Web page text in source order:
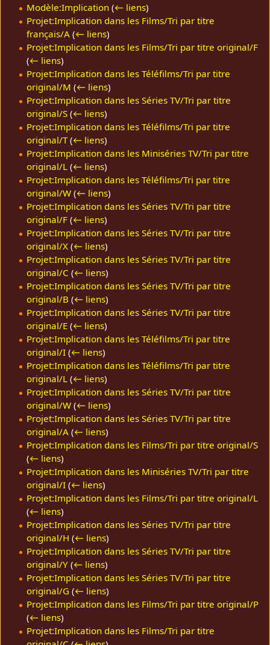
Modèle:Implication (← liens)
Projet:Implication dans les Films/Tri par titre
français/A (← liens)
Projet:Implication dans les Films/Tri par titre original/F
(← liens)
Projet:Implication dans les Téléfilms/Tri par titre
original/M (← liens)
Projet:Implication dans les Séries TV/Tri par titre
original/S (← liens)
Projet:Implication dans les Téléfilms/Tri par titre
original/T (← liens)
Projet:Implication dans les Miniséries TV/Tri par titre
original/L (← liens)
Projet:Implication dans les Téléfilms/Tri par titre
original/W (← liens)
Projet:Implication dans les Séries TV/Tri par titre
original/F (← liens)
Projet:Implication dans les Séries TV/Tri par titre
original/X (← liens)
Projet:Implication dans les Séries TV/Tri par titre
original/C (← liens)
Projet:Implication dans les Séries TV/Tri par titre
original/B (← liens)
Projet:Implication dans les Séries TV/Tri par titre
original/E (← liens)
Projet:Implication dans les Téléfilms/Tri par titre
original/I (← liens)
Projet:Implication dans les Téléfilms/Tri par titre
original/L (← liens)
Projet:Implication dans les Séries TV/Tri par titre
original/W (← liens)
Projet:Implication dans les Séries TV/Tri par titre
original/A (← liens)
Projet:Implication dans les Films/Tri par titre original/S
(← liens)
Projet:Implication dans les Miniséries TV/Tri par titre
original/I (← liens)
Projet:Implication dans les Films/Tri par titre original/L
(← liens)
Projet:Implication dans les Séries TV/Tri par titre
original/H (← liens)
Projet:Implication dans les Séries TV/Tri par titre
original/Y (← liens)
Projet:Implication dans les Séries TV/Tri par titre
original/G (← liens)
Projet:Implication dans les Films/Tri par titre original/P
(← liens)
Projet:Implication dans les Films/Tri par titre